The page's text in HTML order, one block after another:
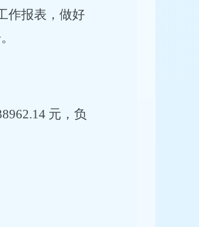
作报表，做好
元，负